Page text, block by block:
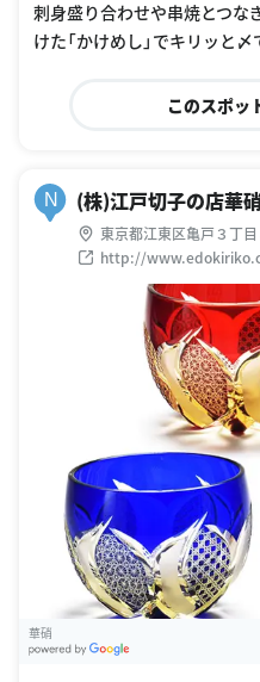
刺身盛り合わせや串焼とつな
けた「かけめし」でキリッと
このスポッ
N (株)江戸切子の店華硝
東京都江東区亀戸３丁目
http://
華硝